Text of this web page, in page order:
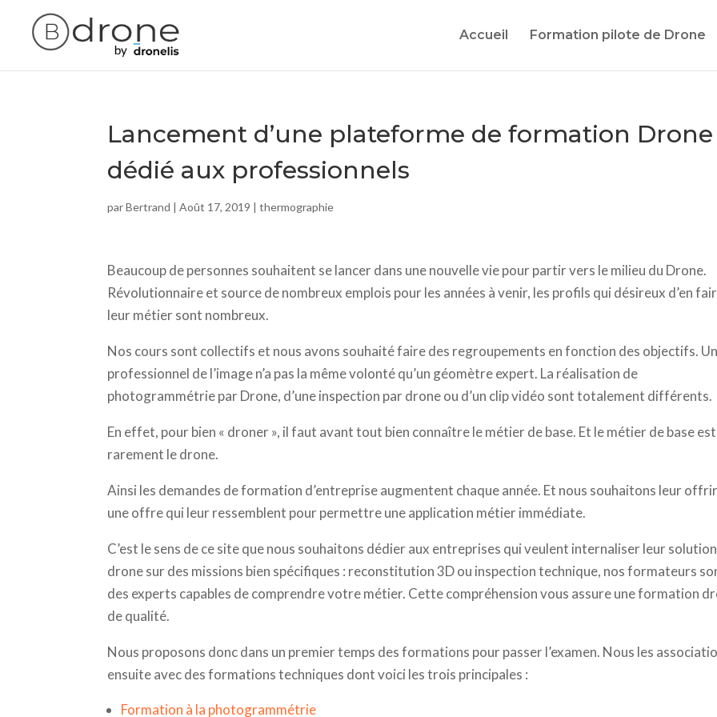
Accueil Formation pilote de Drone
Lancement d’une plateforme de formation Drone
dédié aux professionnels
parBertrand |Août 17, 2019 |thermographie
Beaucoup de personnes souhaitent se lancer dans une nouvelle vie pour partir vers le milieu du Drone.
Révolutionnaire et source de nombreux emplois pour les années à venir, les profils qui désireux d’en
leur métier sont nombreux.
Nos cours sont collectifs et nous avons souhaité faire des regroupements en fonction des objectifs. Un
professionnel de l’image n’a pas la même volonté qu’un géomètre expert. La réalisation de
photogrammétrie par Drone, d’une inspection par drone ou d’un clip vidéo sont totalement différents.
En effet, pour bien « droner », il faut avant tout bien connaître le métier de base. Et le métier de base est
rarement le drone.
Ainsi les demandes de formation d’entreprise augmentent chaque année. Et nous souhaitons leur offrir
une offre qui leur ressemblent pour permettre une application métier immédiate.
C’est le sens de ce site que nous souhaitons dédier aux entreprises qui veulent internaliser leur solution
drone sur des missions bien spécifiques : reconstitution 3D ou inspection technique, nos formateurs
des experts capables de comprendre votre métier. Cette compréhension vous assure une formation
de qualité.
Nous proposons donc dans un premier temps des formations pour passer l’examen. Nous les
ensuite avec des formations techniques dont voici les trois principales :
Formation à la photogrammétrie